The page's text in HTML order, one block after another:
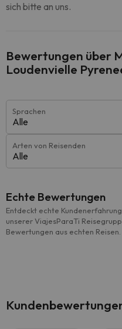
sich bitte an uns.
Bewertungen über
Loudenvielle
Sprachen
Alle
Arten von Reisenden
Alle
Echte Bewertungen
Entdeckt echte
unserer ViajesParaTi
Bewertungen aus echten Reisen.